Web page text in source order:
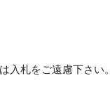
入札をご遠慮下さい。